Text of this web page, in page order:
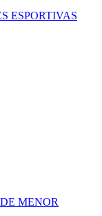
ESPORTIVAS
MENOR